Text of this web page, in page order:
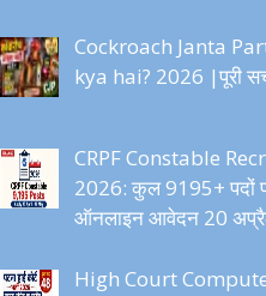
Cockroach Janta
kya hai? 2026 |पूरी
CRPF Constable
2026: कुल 9195+ पदों
ऑनलाइन आवेदन 20
High Court